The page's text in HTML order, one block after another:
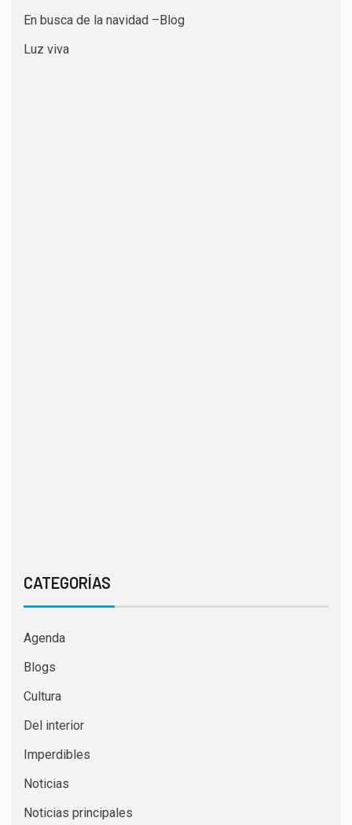
En busca de la navidad –Blog
Luz viva
CATEGORÍAS
Agenda
Blogs
Cultura
Del interior
Imperdibles
Noticias
Noticias principales